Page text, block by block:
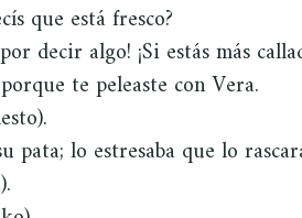
que está fresco?
decir algo! ¡Si estás más
te peleaste con Vera.
lo estresaba que lo